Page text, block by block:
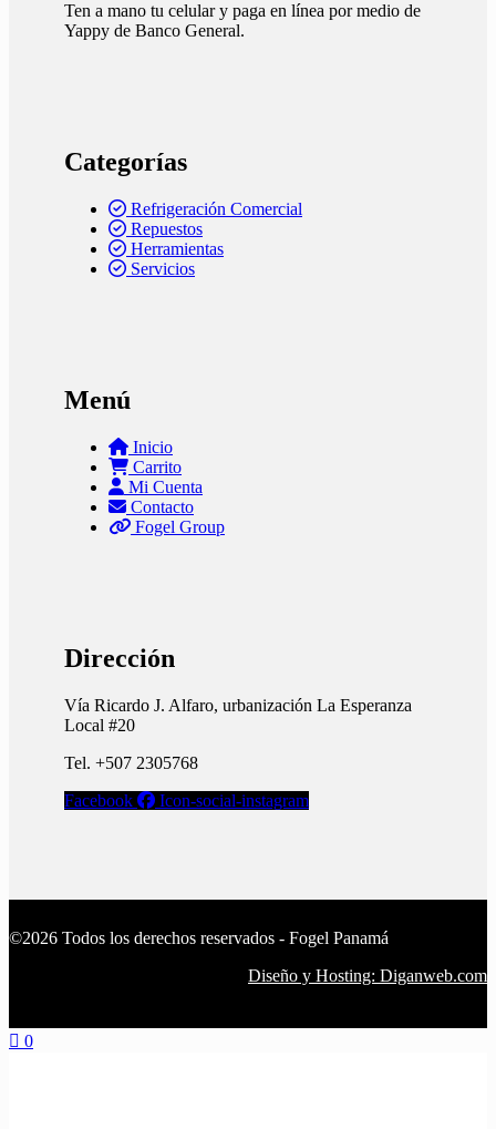
Ten a mano tu celular y paga en línea por medio de
Yappy de Banco General.
Categorías
Refrigeración Comercial
Repuestos
Herramientas
Servicios
Menú
Inicio
Carrito
Mi Cuenta
Contacto
Fogel Group
Dirección
Vía Ricardo J. Alfaro, urbanización La Esperanza
Local #20
Tel. +507 2305768
Facebook
Icon-social-instagram
©2026 Todos los derechos reservados - Fogel Panamá
Diseño y Hosting: Diganweb.com
0